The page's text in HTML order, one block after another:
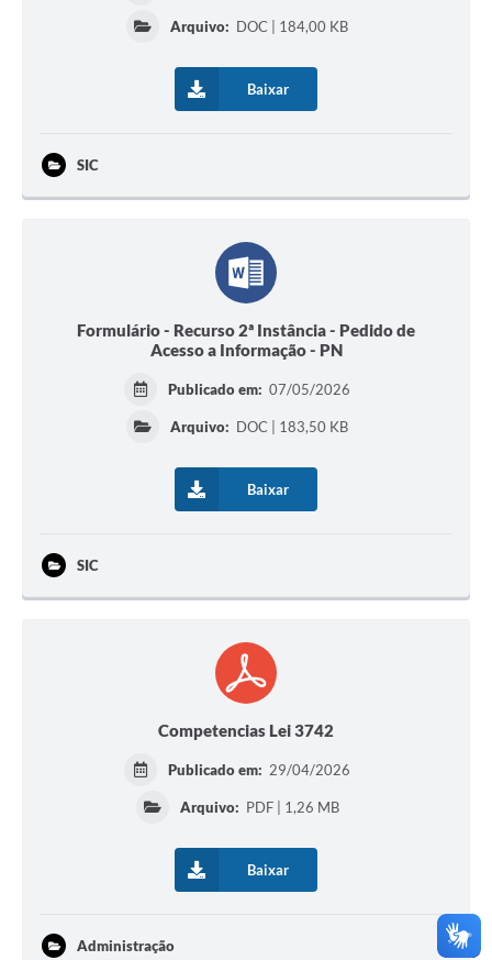
Arquivo: DOC | 184,00 KB
Baixar
SIC
Formulário - Recurso 2ª Instância - Pedido de
Acesso a Informação - PN
Publicado em: 07/05/2026
Arquivo: DOC | 183,50 KB
Baixar
SIC
Competencias Lei 3742
Publicado em: 29/04/2026
Arquivo: PDF | 1,26 MB
Baixar
Administração